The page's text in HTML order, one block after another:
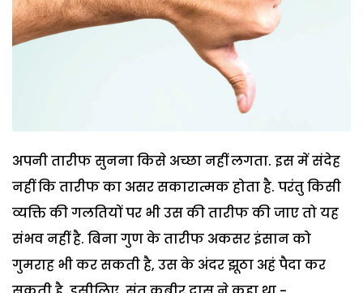
अपनी तारीफ सुनना किसे अच्छा नहीं लगता. इस में संदेह
नहीं कि तारीफ का असर सकारात्मक होता है. परंतु किसी
व्यक्ति की गलतियों पर भी उस की तारीफ की जाए तो यह
संभव नहीं है. बिना गुण के तारीफ अकसर इंसान को
गुमराह भी कर सकती है, उस के अंदर झूठा अहं पैदा कर